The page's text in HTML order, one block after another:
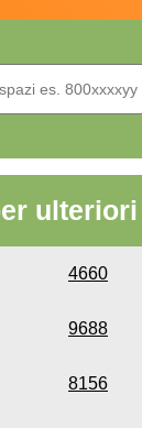
4660
9688
8156